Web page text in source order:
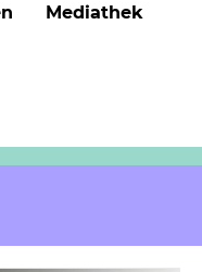
Mediathek